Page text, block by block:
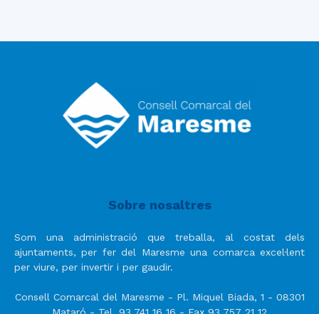
Sobre nosaltres
Som una administració que treballa, al costat dels
ajuntaments, per fer del Maresme una comarca excel·lent
per viure, per invertir i per gaudir.
Consell Comarcal del Maresme - Pl. Miquel Biada, 1 - 08301